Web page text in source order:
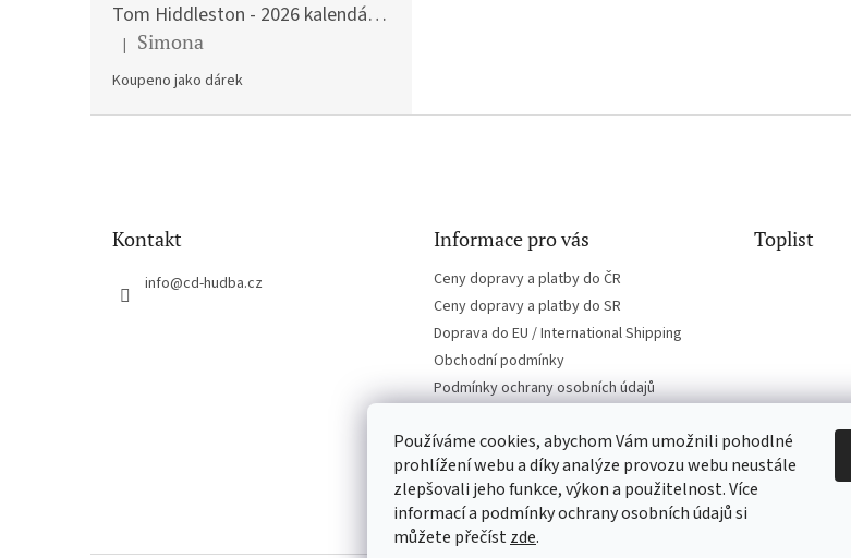
Používáme cookies, abychom Vám umožnili pohodlné
prohlížení webu a díky analýze provozu webu neustále
zlepšovali jeho funkce, výkon a použitelnost. Více
informací a podmínky ochrany osobních údajů si
můžete přečístzde.
Tom Hiddleston - 2026 kalendář A3
Hodnocení produktu je 5 z 5 hvězdiček.
| Simona
Koupeno jako dárek
Kontakt
info@cd-hudba.cz
Informace pro vás
Ceny dopravy a platby do ČR
Ceny dopravy a platby do SR
Doprava do EU / International Shipping
Obchodní podmínky
Podmínky ochrany osobních údajů
Toplist
EN-filmy.cz CD-Soundtrack.cz